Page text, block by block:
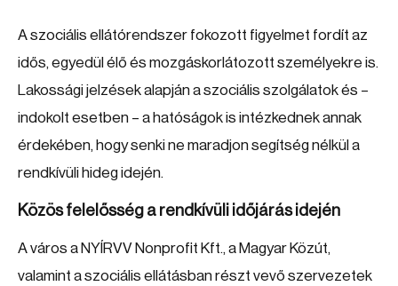
A szociális ellátórendszer fokozott figyelmet fordít az
idős, egyedül élő és mozgáskorlátozott személyekre is.
Lakossági jelzések alapján a szociális szolgálatok és –
indokolt esetben – a hatóságok is intézkednek annak
érdekében, hogy senki ne maradjon segítség nélkül a
rendkívüli hideg idején.
Közös felelősség a rendkívüli időjárás idején
A város a NYÍRVV Nonprofit Kft., a Magyar Közút,
valamint a szociális ellátásban részt vevő szervezetek